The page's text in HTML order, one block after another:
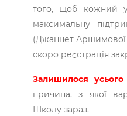
того, щоб кожний
максимальну
(Джаннет Аршимової
скоро реєстрація
Залишилося усього
причина, з якої
Школу зараз.